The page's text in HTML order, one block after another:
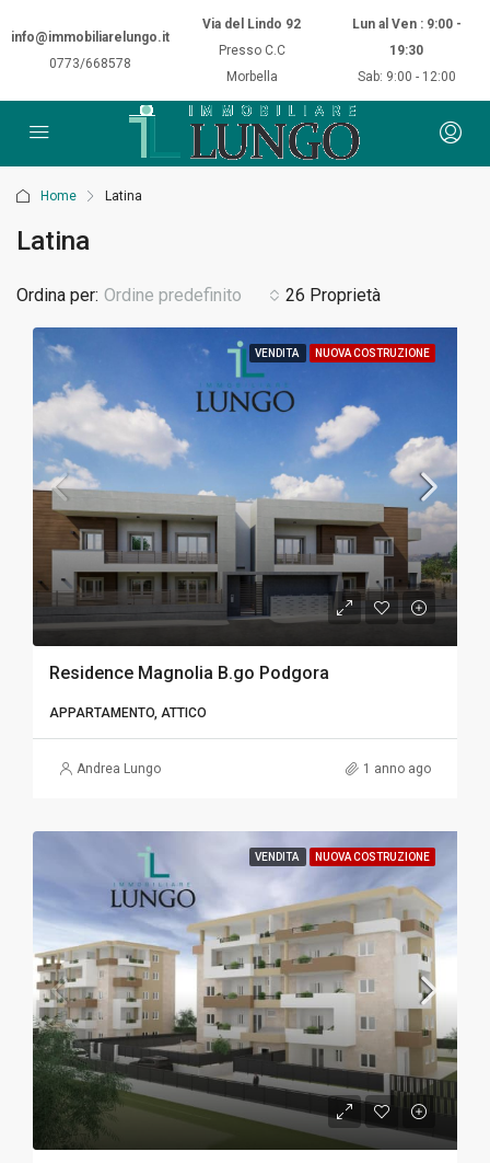
info@immobiliarelungo.it
0773/668578
Via del Lindo 92
Presso C.C
Morbella
Lun al Ven : 9:00 -
19:30
Sab: 9:00 - 12:00
Home Latina
Latina
26 Proprietà
Ordina per: Ordine predefinito
VENDITA NUOVA COSTRUZIONE
Residence Magnolia B.go Podgora
APPARTAMENTO, ATTICO
Andrea Lungo 1 anno ago
VENDITA NUOVA COSTRUZIONE